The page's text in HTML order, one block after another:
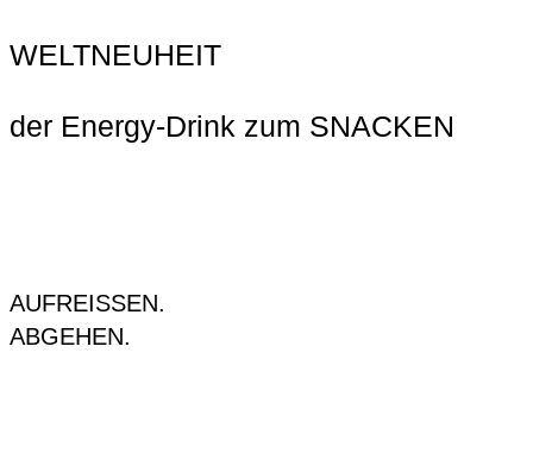
WELTNEUHEIT
der Energy-Drink zum SNACKEN
AUFREISSEN.
ABGEHEN.